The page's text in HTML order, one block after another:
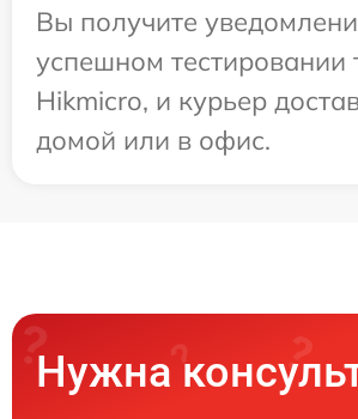
Вы получите
успешном тестировании
Hikmicro, и курьер
домой или в офис.
Нужна